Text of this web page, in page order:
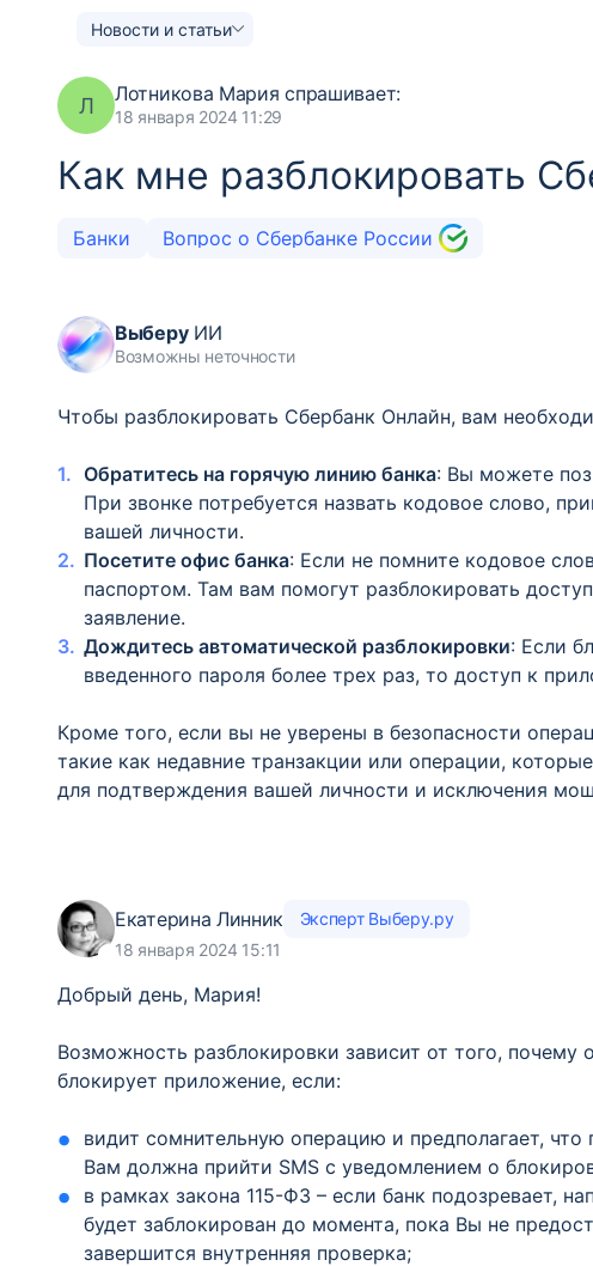
Новости и статьи
Л Лотникова Марияспрашивает:
18 января 2024 11:29
Как мне разблокировать
Банки Вопрос о Сбербанке России
ВыберуИИ
Возможны неточности
Чтобы разблокировать Сбербанк Онлайн, вам
Обратитесь на горячую линию банка: Вы можете
При звонке потребуется назвать кодовое слово,
вашей личности.
Посетите офис банка: Если не помните кодовое
паспортом. Там вам помогут разблокировать
заявление.
Дождитесь автоматической разблокировки: Если
введенного пароля более трех раз, то доступ к
Кроме того, если вы не уверены в безопасности
такие как недавние транзакции или операции,
для подтверждения вашей личности и исключения
Екатерина Линник
Эксперт Выберу.ру
18 января 2024 15:11
Добрый день, Мария!
Возможность разблокировки зависит от того, почему
блокирует приложение, если:
видит сомнительную операцию и предполагает,
Вам должна прийти SMS с уведомлением о
в рамках закона 115-ФЗ – если банк подозревает,
будет заблокирован до момента, пока Вы не
завершится внутренняя проверка;